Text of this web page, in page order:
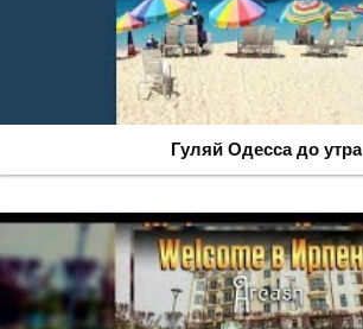
Гуляй Одесса до утра